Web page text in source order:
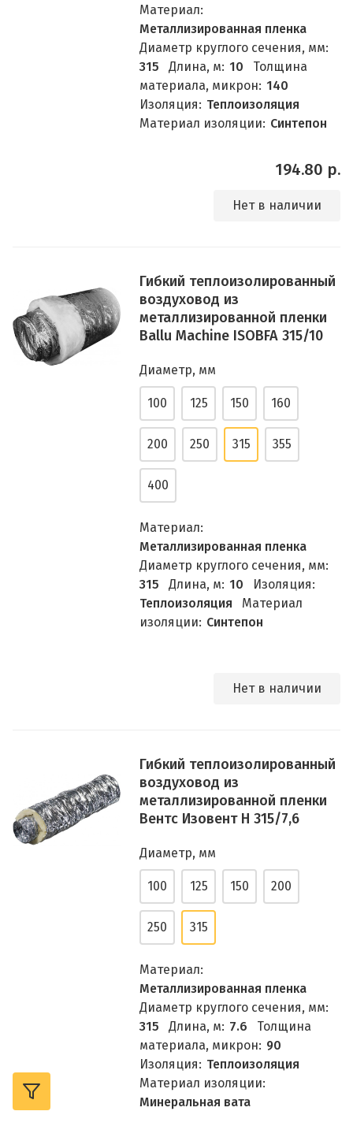
Материал:
Металлизированная пленка
Диаметр круглого сечения, мм:
315
Длина, м: 10
Толщина
материала, микрон: 140
Изоляция: Теплоизоляция
Материал изоляции: Синтепон
194.80 р.
Нет в наличии
Гибкий теплоизолированный
воздуховод из
металлизированной пленки
Ballu Machine ISOBFA 315/10
Диаметр, мм
100 125 150 160
200 250 315 355
400
Материал:
Металлизированная пленка
Диаметр круглого сечения, мм:
315
Длина, м: 10
Изоляция:
Теплоизоляция
Материал
изоляции: Синтепон
Нет в наличии
Гибкий теплоизолированный
воздуховод из
металлизированной пленки
Вентс Изовент Н 315/7,6
Диаметр, мм
100 125 150 200
250 315
Материал:
Металлизированная пленка
Диаметр круглого сечения, мм:
315
Длина, м: 7.6
Толщина
материала, микрон: 90
Изоляция: Теплоизоляция
Материал изоляции:
Минеральная вата